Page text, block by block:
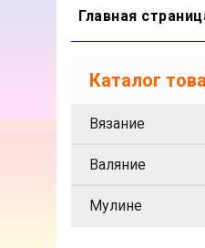
Главная
Каталог
Вязание
Валяние
Мулине